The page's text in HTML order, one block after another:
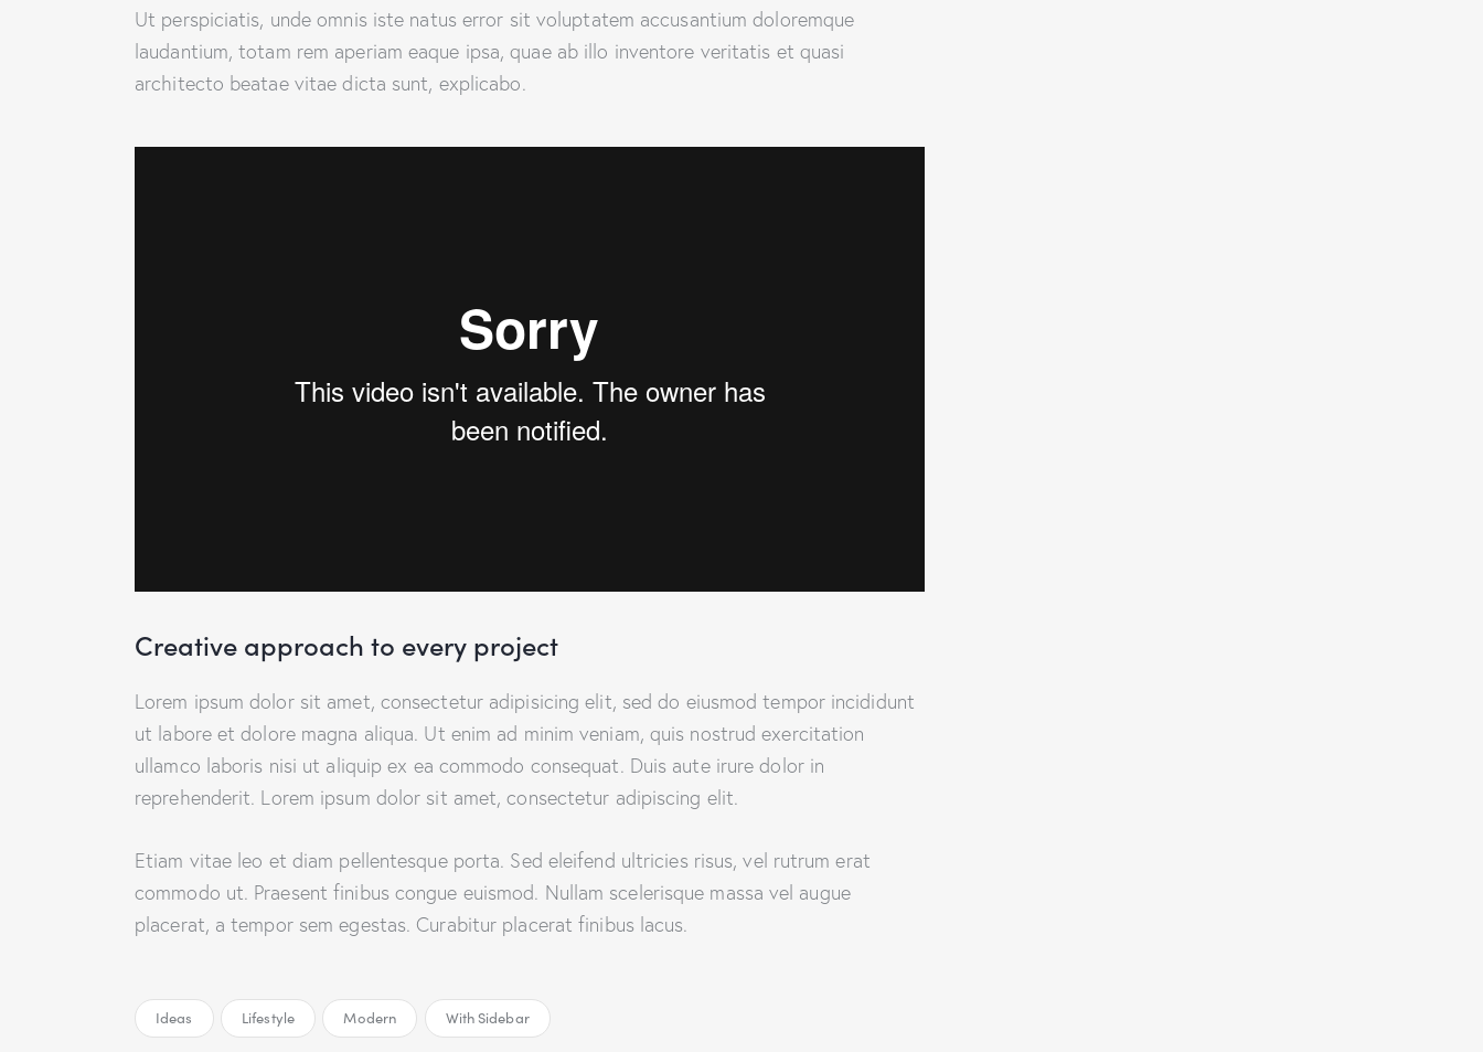
Ut perspiciatis, unde omnis iste natus error sit voluptatem accusantium doloremque
laudantium, totam rem aperiam eaque ipsa, quae ab illo inventore veritatis et quasi
architecto beatae vitae dicta sunt, explicabo.
Creative approach to every project
Lorem ipsum dolor sit amet, consectetur adipisicing elit, sed do eiusmod tempor incididunt
ut labore et dolore magna aliqua. Ut enim ad minim veniam, quis nostrud exercitation
ullamco laboris nisi ut aliquip ex ea commodo consequat. Duis aute irure dolor in
reprehenderit. Lorem ipsum dolor sit amet, consectetur adipiscing elit.
Etiam vitae leo et diam pellentesque porta. Sed eleifend ultricies risus, vel rutrum erat
commodo ut. Praesent finibus congue euismod. Nullam scelerisque massa vel augue
placerat, a tempor sem egestas. Curabitur placerat finibus lacus.
Ideas Lifestyle Modern With Sidebar